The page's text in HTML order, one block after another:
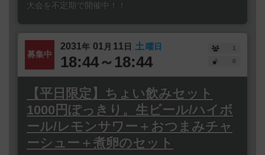
大会を不定期で開催中！！
募集中
2031年 01 月 11日 土曜日
18:44～18:44
1
0
【平日限定】ちょい飲みセット
1000円ぽっきり。生ビール/ハイボ
ール/レモンサワー＋おつまみチャ
ーシュー＋煮卵のセット